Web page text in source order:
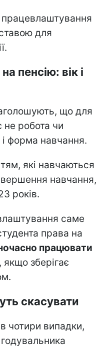
працевлаштування
для
пенсію: вік і
що для
не робота чи
і форма навчання.
які навчаються
навчання,
років.
саме
права на
працювати
, якщо зберігає
скасувати
чотири випадки,